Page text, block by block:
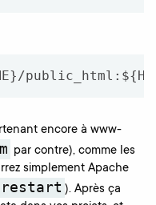
encore à www-
par contre), comme les
simplement Apache
restart ). Après ça